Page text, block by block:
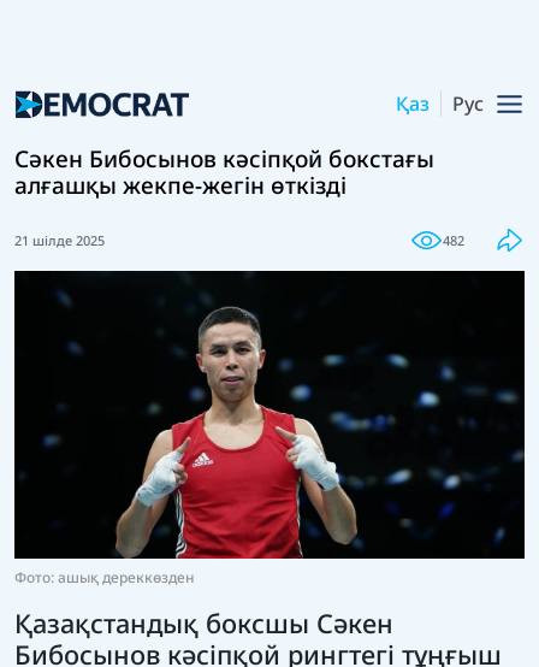
Қаз Рус
Сәкен Бибосынов кәсіпқой бокстағы
алғашқы жекпе-жегін өткізді
21 шілде 2025 482
Фото: ашық дереккөзден
Қазақстандық боксшы Сәкен
Бибосынов кәсіпқой рингтегі тұңғыш